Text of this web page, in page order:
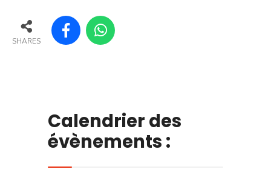
SHARES
Calendrier des
évènements :